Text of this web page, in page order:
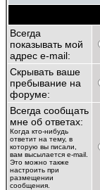
Всегда
показывать мой
адрес e-mail:
Скрывать ваше
пребывание на
форуме:
Всегда сообщать
мне об ответах:
Когда кто-нибудь
ответит на тему, в
которую вы писали,
вам высылается e-mail.
Это можно также
настроить при
размещении
сообщения.